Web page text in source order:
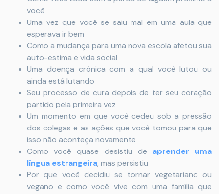
você
Uma vez que você se saiu mal em uma aula que
esperava ir bem
Como a mudança para uma nova escola afetou sua
auto-estima e vida social
Uma doença crônica com a qual você lutou ou
ainda está lutando
Seu processo de cura depois de ter seu coração
partido pela primeira vez
Um momento em que você cedeu sob a pressão
dos colegas e as ações que você tomou para que
isso não aconteça novamente
Como você quase desistiu de aprender uma
língua estrangeira, mas persistiu
Por que você decidiu se tornar vegetariano ou
vegano e como você vive com uma família que